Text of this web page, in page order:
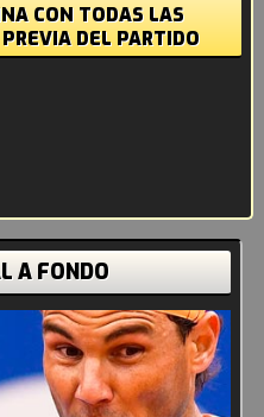
CON TODAS LAS
DEL PARTIDO
A FONDO